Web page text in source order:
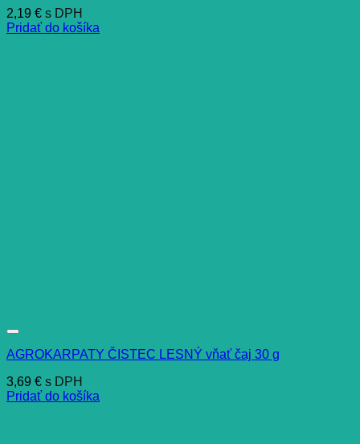
2,19 € s DPH
Pridať do košíka
AGROKARPATY ČISTEC LESNÝ vňať čaj 30 g
3,69 € s DPH
Pridať do košíka